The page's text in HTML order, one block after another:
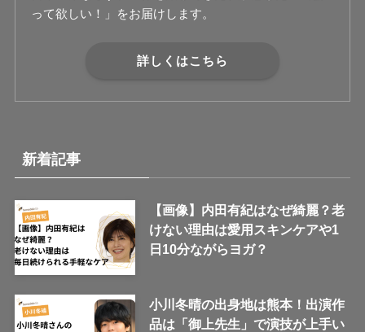
って欲しい！」をお届けします。
詳しくはこちら
新着記事
【画像】内田有紀はなぜ綺麗？老
けない理由は愛用スキンケアや1
日10分ながらヨガ？
小川冬晴の出身地は熊本！出演作
品は「御上先生」で演技が上手い